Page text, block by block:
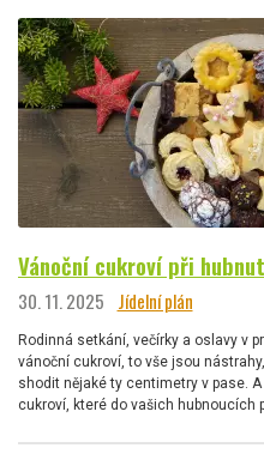
Vánoční cukroví při
30. 11. 2025 Jídelní plán
Rodinná setkání, večírky a oslavy v
vánoční cukroví, to vše jsou
shodit nějaké ty centimetry v pase.
cukroví, které do vašich hubnoucích